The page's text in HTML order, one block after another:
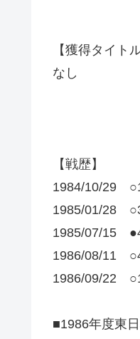
【獲得タイトル
なし
【戦歴】
1984/10/29
1985/01/28
1985/07/15
1986/08/11
1986/09/22
■1986年度東